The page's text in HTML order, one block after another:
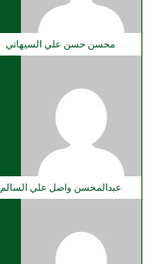
محسن حسن علي السيهاتي
عبدالمحسن واصل علي السالم